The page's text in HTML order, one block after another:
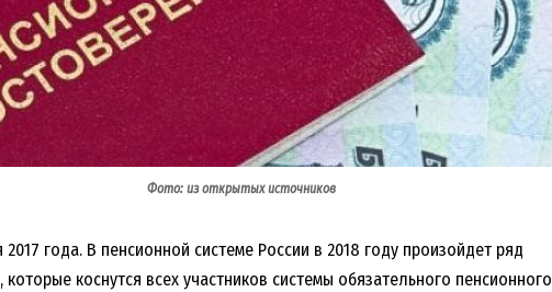
Фото: из открытых источников
года. В пенсионной системе России в 2018 году произойдет ряд
коснутся всех участников системы обязательного пенсионного